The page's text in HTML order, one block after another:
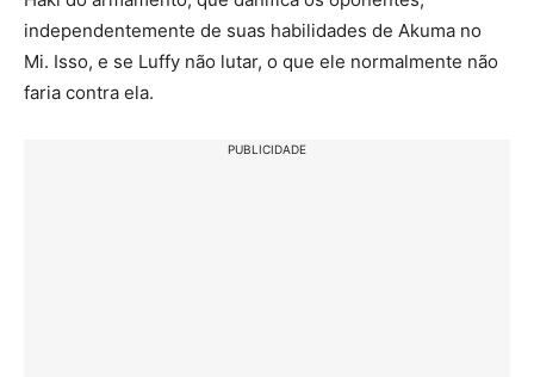
independentemente de suas habilidades de Akuma no
Mi. Isso, e se Luffy não lutar, o que ele normalmente não
faria contra ela.
PUBLICIDADE